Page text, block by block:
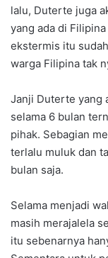
lalu, Duterte juga
yang ada di
ekstermis itu
warga Filipina tak
Janji Duterte yang
selama 6 bulan
pihak. Sebagian
terlalu muluk dan
bulan saja.
Selama menjadi
masih merajalela
itu sebenarnya